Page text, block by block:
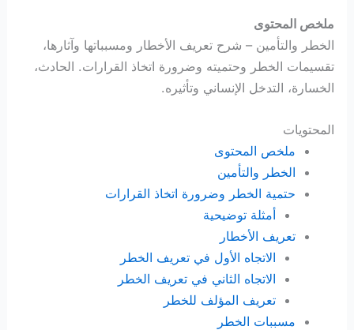
ملخص المحتوى
الخطر والتأمين – شرح تعريف الأخطار ومسبباتها وآثارها،
تقسيمات الخطر وحتميته وضرورة اتخاذ القرارات. الحادث،
الخسارة، التدخل الإنساني وتأثيره.
المحتويات
ملخص المحتوى
الخطر والتأمين
حتمية الخطر وضرورة اتخاذ القرارات
أمثلة توضيحية
تعريف الأخطار
الاتجاه الأول في تعريف الخطر
الاتجاه الثاني في تعريف الخطر
تعريف المؤلف للخطر
مسببات الخطر